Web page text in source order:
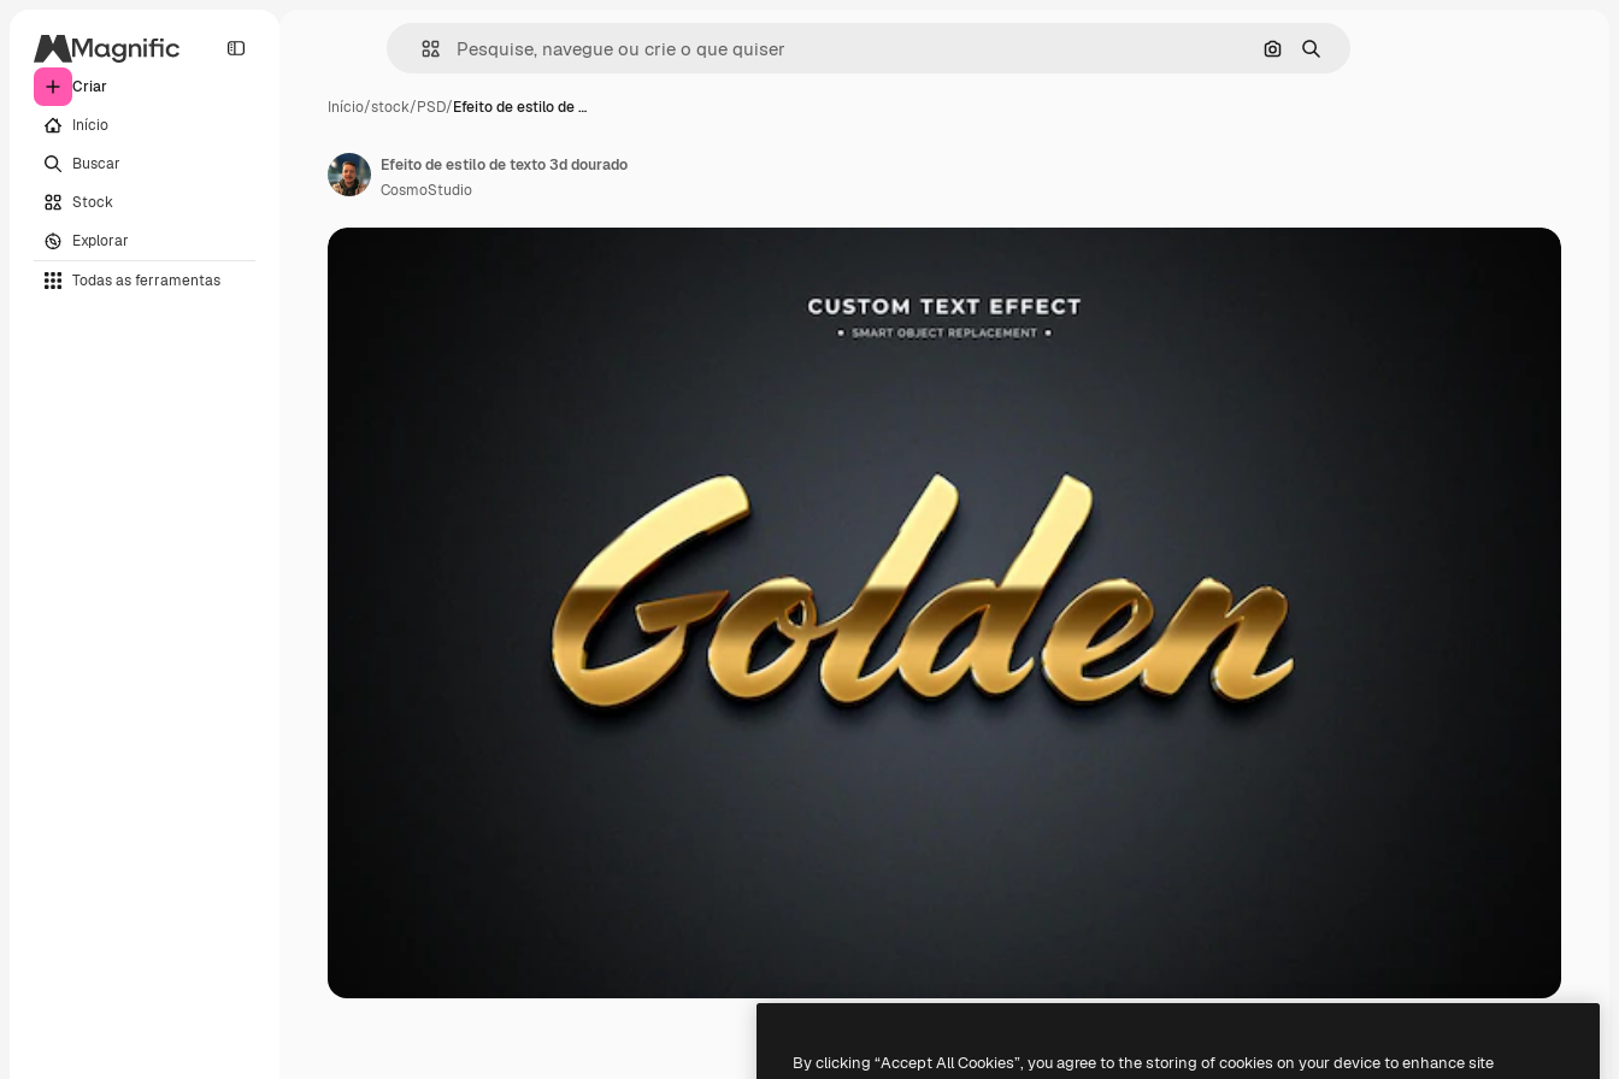
Criar
Início
Buscar
Stock
Explorar
Todas as ferramentas
Pesquisar por imagem
Buscar
Início/stock/PSD/Efeito de estilo de …
Efeito de estilo de texto 3d dourado
CosmoStudio
By clicking “Accept All Cookies”, you agree to the storing of cookies on your device to enhance site